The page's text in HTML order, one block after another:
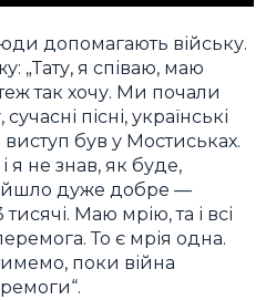
допомагають війську.
„Тату, я співаю, маю
так хочу. Ми почали
пісні, українські
був у Мостиськах.
я не знав, як буде,
дуже добре —
Маю мрію, та і всі
То є мрія одна.
поки війна